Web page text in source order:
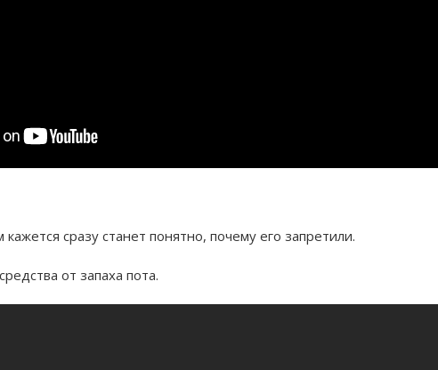
сразу станет понятно, почему его запретили.
от запаха пота.